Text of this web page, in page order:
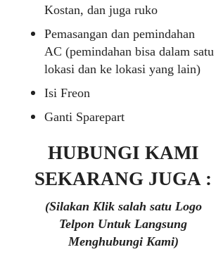
Kostan, dan juga ruko
Pemasangan dan pemindahan
AC (pemindahan bisa dalam satu
lokasi dan ke lokasi yang lain)
Isi Freon
Ganti Sparepart
HUBUNGI KAMI
SEKARANG JUGA :
(Silakan Klik salah satu Logo
Telpon Untuk Langsung
Menghubungi Kami)